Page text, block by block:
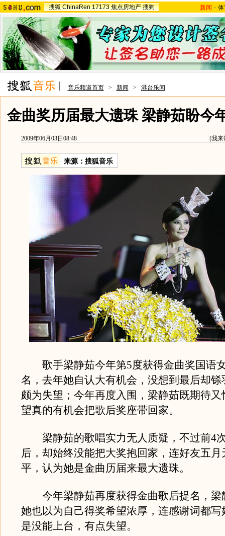
搜狐 ChinaRen 17173 焦点房地产 搜狗 新闻 -
音乐频道首页 > 新闻 > 港台乐闻
金曲奖历届最大遗珠 梁静茹盼今
2009年06月03日08:48 [我来
来源： 搜狐音乐
歌手梁静茹今年第5度获得金曲奖国语
名，去年她自认大有机会，没想到最后却铩
颇为失望；今年再度入围，梁静茹既期待又
望真的有机会把歌后奖座带回家。
梁静茹的歌唱实力无人质疑，不过前4
后，却始终没能把大奖抱回家，连好友五
平，认为她是金曲历届来最大遗珠。
今年梁静茹再度获得金曲歌后提名，梁
她也以为自己得奖希望浓厚，连感谢词都写
是没能上台，有点失望。